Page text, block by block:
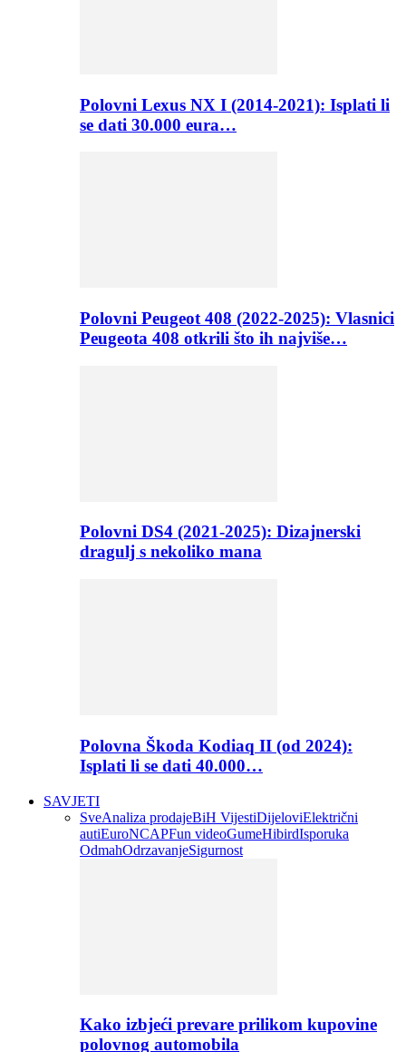
Polovni Lexus NX I (2014-2021): Isplati li
se dati 30.000 eura…
Polovni Peugeot 408 (2022-2025): Vlasnici
Peugeota 408 otkrili što ih najviše…
Polovni DS4 (2021-2025): Dizajnerski
dragulj s nekoliko mana
Polovna Škoda Kodiaq II (od 2024):
Isplati li se dati 40.000…
SAVJETI
SveAnaliza prodajeBiH VijestiDijeloviElektrični
autiEuroNCAPFun videoGumeHibirdIsporuka
OdmahOdrzavanjeSigurnost
Kako izbjeći prevare prilikom kupovine
polovnog automobila